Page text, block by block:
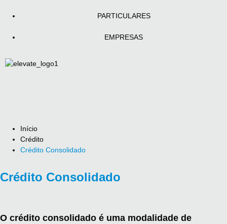
PARTICULARES
EMPRESAS
Início
Crédito
Crédito Consolidado
Crédito Consolidado
O crédito consolidado é uma modalidade de